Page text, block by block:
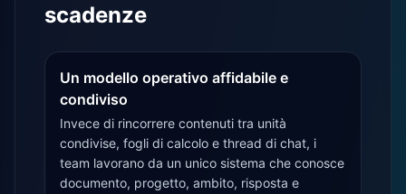
scadenze
Un modello operativo affidabile e
condiviso
Invece di rincorrere contenuti tra unità
condivise, fogli di calcolo e thread di chat, i
team lavorano da un unico sistema che conosce
documento, progetto, ambito, risposta e